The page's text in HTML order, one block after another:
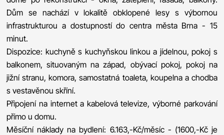
Dům se nachází v lokalitě obklopené lesy s výbornou
infrastrukturou a dostupností do centra města Brna - 15
minut.
Dispozice: kuchyně s kuchyňskou linkou a jídelnou, pokoj s
balkonem, situovaným na západ, obývací pokoj, pokoj na
jižní stranu, komora, samostatná toaleta, koupelna a chodba
s vestavěnou skříní.
Připojení na internet a kabelová televize, výborné parkování
přímo u domu.
Měsíční náklady na bydlení: 6.163,-Kč/měsíc - (1600,-Kč je